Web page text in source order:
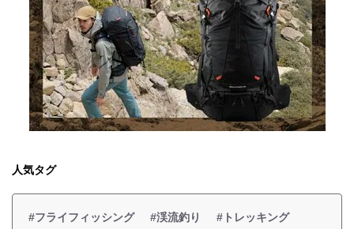
人気タグ
#フライフィッシング #渓流釣り
#トレッキング